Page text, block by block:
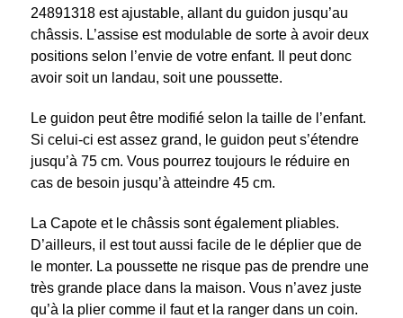
24891318 est ajustable, allant du guidon jusqu’au
châssis. L’assise est modulable de sorte à avoir deux
positions selon l’envie de votre enfant. Il peut donc
avoir soit un landau, soit une poussette.
Le guidon peut être modifié selon la taille de l’enfant.
Si celui-ci est assez grand, le guidon peut s’étendre
jusqu’à 75 cm. Vous pourrez toujours le réduire en
cas de besoin jusqu’à atteindre 45 cm.
La Capote et le châssis sont également pliables.
D’ailleurs, il est tout aussi facile de le déplier que de
le monter. La poussette ne risque pas de prendre une
très grande place dans la maison. Vous n’avez juste
qu’à la plier comme il faut et la ranger dans un coin.